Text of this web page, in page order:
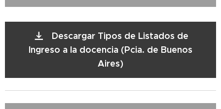
Descargar Tipos de Listados de
Ingreso a la docencia (Pcia. de Buenos
Aires)